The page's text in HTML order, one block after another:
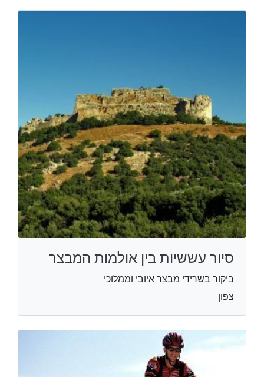
סיור עששיות בין אולמות המבצר
ביקור בשרידי מבצר איובי וממלוכי
צפון